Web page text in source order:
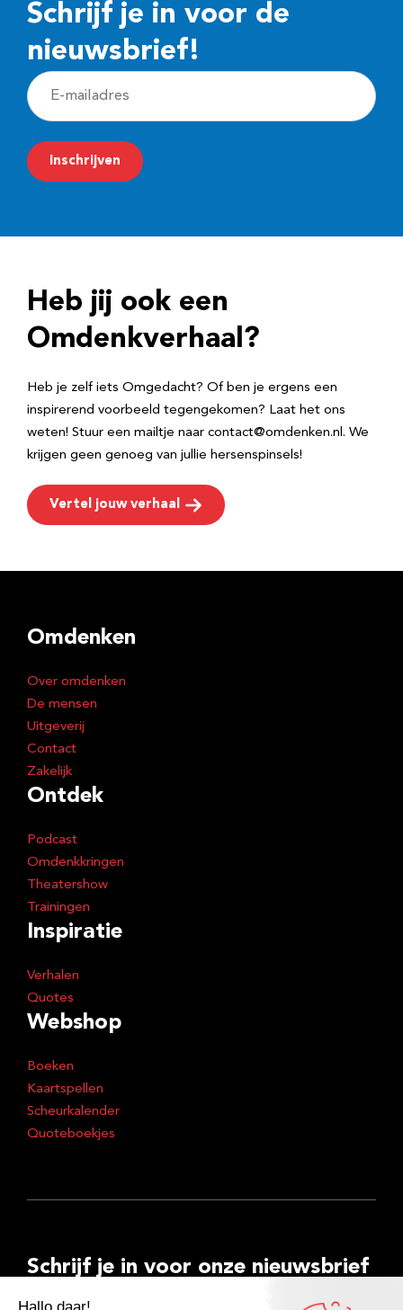
Schrijf je in voor de
nieuwsbrief!
E
-
m
a
r
e
Inschrijven
Heb jij ook een
Omdenkverhaal?
Heb je zelf iets Omgedacht? Of ben je ergens een
inspirerend voorbeeld tegengekomen? Laat het ons
weten! Stuur een mailtje naar contact@omdenken.nl. We
krijgen geen genoeg van jullie hersenspinsels!
Vertel jouw verhaal
Omdenken
Over omdenken
De mensen
Uitgeverij
Contact
Zakelijk
Ontdek
Podcast
Omdenkkringen
Theatershow
Trainingen
Inspiratie
Verhalen
Quotes
Webshop
Boeken
Kaartspellen
Scheurkalender
Quoteboekjes
Schrijf je in voor onze nieuwsbrief